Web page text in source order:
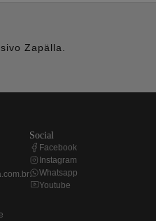
Zapälla.
social
Facebook
Instagram
Whatsapp
Youtube